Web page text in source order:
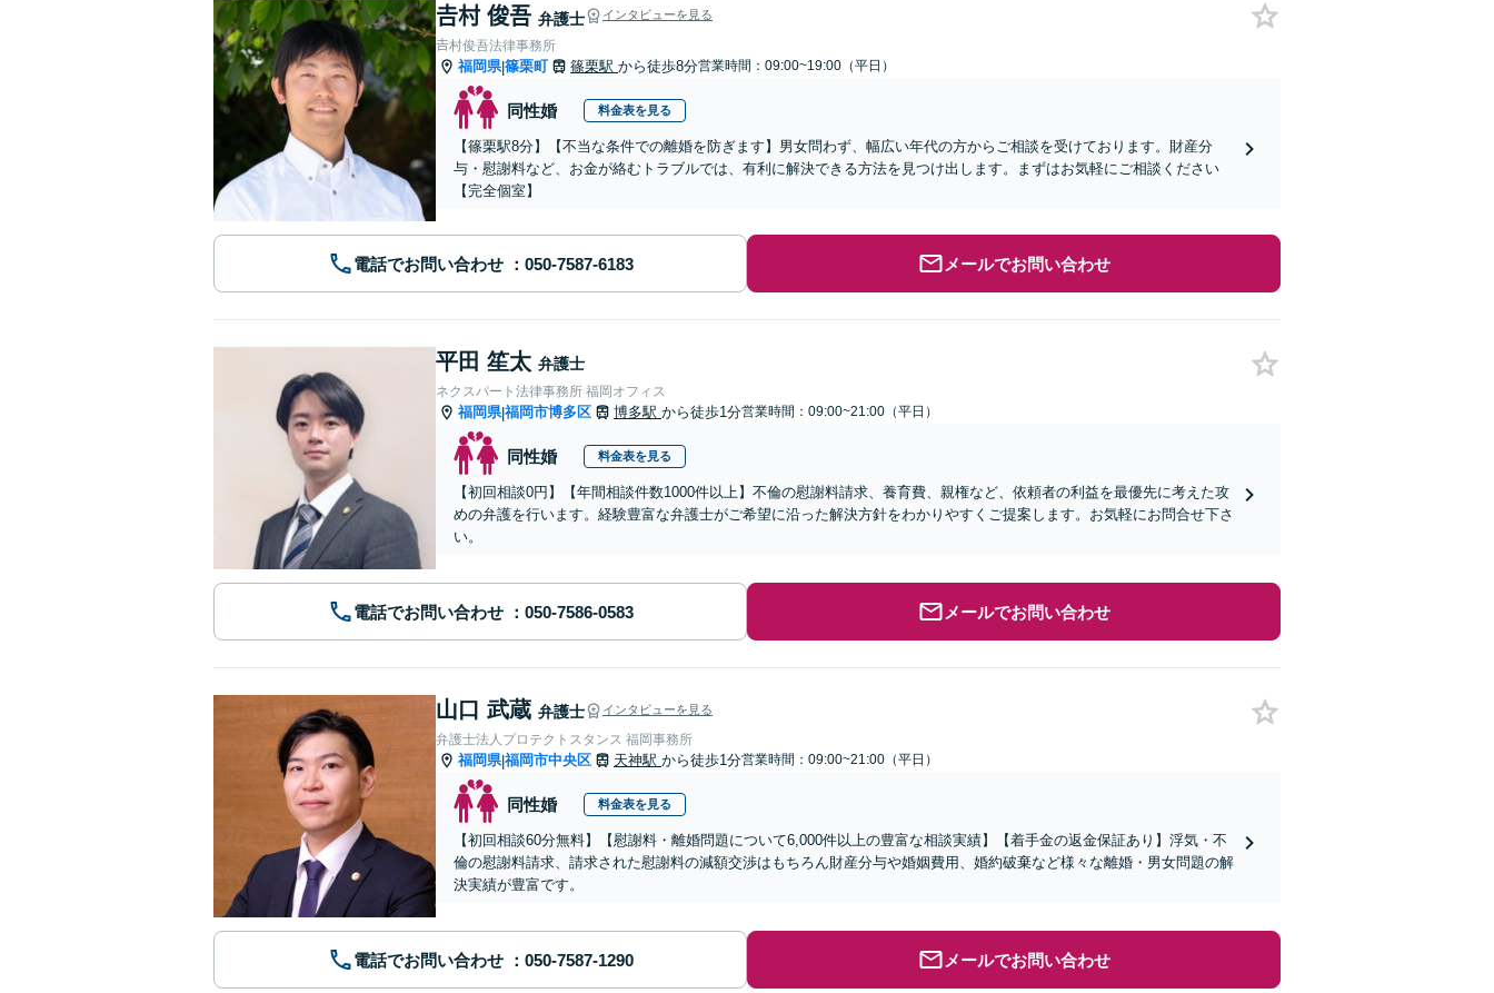
𠮷村 俊吾 弁護士 インタビューを見る
𠮷村俊吾法律事務所
福岡県|篠栗町 篠栗駅 から徒歩8分営業時間：09:00~19:00（平日）
同性婚 料金表を見る
【篠栗駅8分】【不当な条件での離婚を防ぎます】男女問わず、幅広い年代の方からご相談を受けております。財産分
与・慰謝料など、お金が絡むトラブルでは、有利に解決できる方法を見つけ出します。まずはお気軽にご相談ください
【完全個室】
電話でお問い合わせ メールでお問い合わせ
平田 笙太 弁護士
ネクスパート法律事務所 福岡オフィス
福岡県|福岡市博多区 博多駅 から徒歩1分営業時間：09:00~21:00（平日）
同性婚 料金表を見る
【初回相談0円】【年間相談件数1000件以上】不倫の慰謝料請求、養育費、親権など、依頼者の利益を最優先に考えた攻
めの弁護を行います。経験豊富な弁護士がご希望に沿った解決方針をわかりやすくご提案します。お気軽にお問合せ下さ
い。
電話でお問い合わせ メールでお問い合わせ
山口 武蔵 弁護士 インタビューを見る
弁護士法人プロテクトスタンス 福岡事務所
福岡県|福岡市中央区 天神駅 から徒歩1分営業時間：09:00~21:00（平日）
同性婚 料金表を見る
【初回相談60分無料】【慰謝料・離婚問題について6,000件以上の豊富な相談実績】【着手金の返金保証あり】浮気・不
倫の慰謝料請求、請求された慰謝料の減額交渉はもちろん財産分与や婚姻費用、婚約破棄など様々な離婚・男女問題の解
決実績が豊富です。
電話でお問い合わせ メールでお問い合わせ